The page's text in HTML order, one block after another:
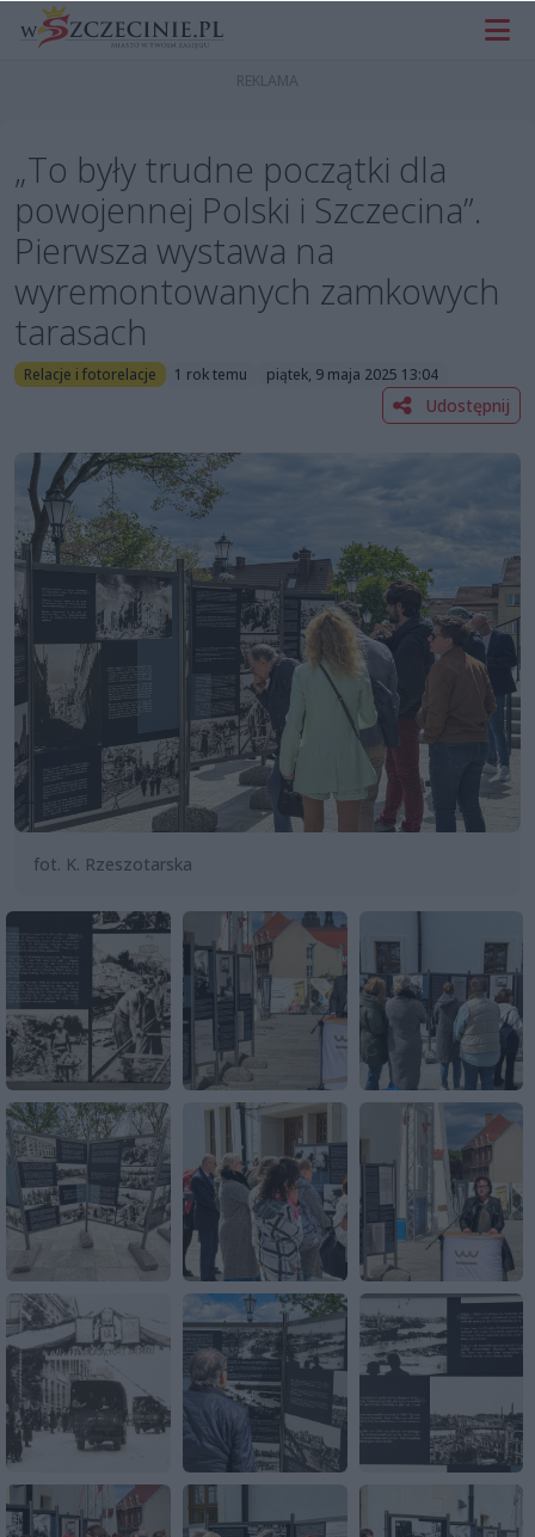
„To były trudne początki dla
powojennej Polski i Szczecina”.
Pierwsza wystawa na
wyremontowanych zamkowych
tarasach
Relacje i fotorelacje 1 rok temu piątek, 9 maja 2025 13:04
Udostępnij
fot. K. Rzeszotarska